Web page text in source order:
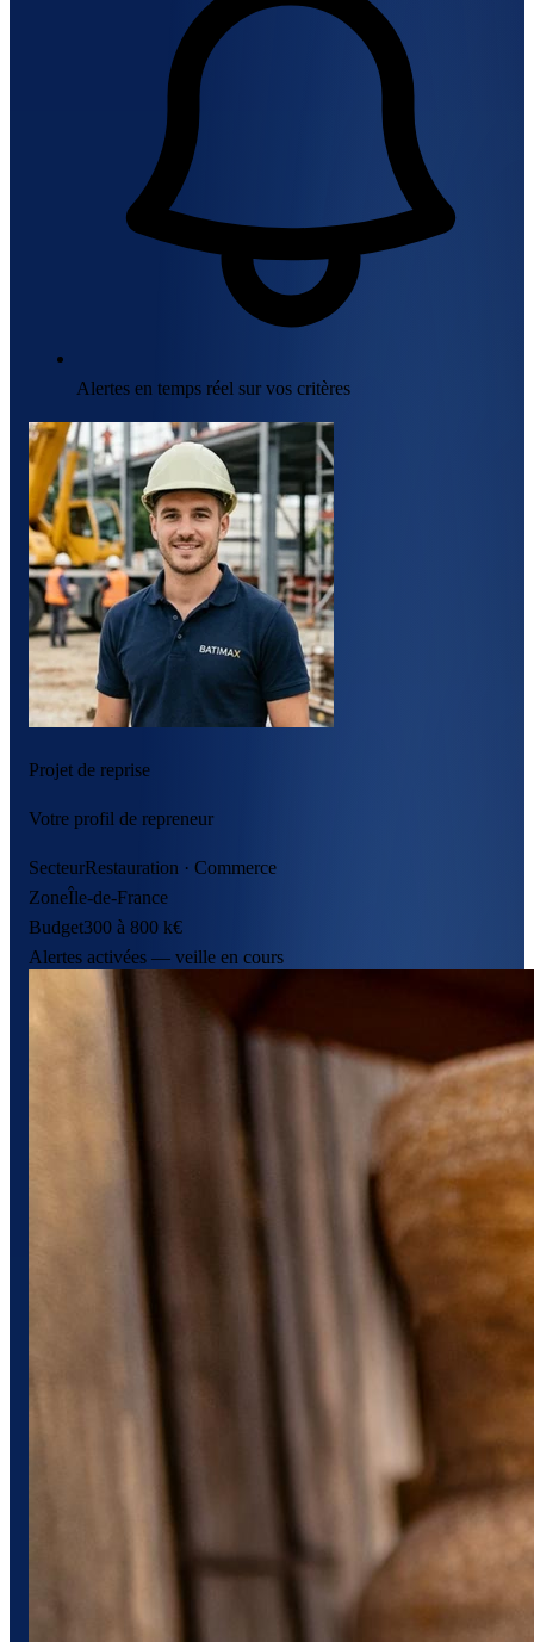
Alertes en temps réel sur vos critères
Projet de reprise
Votre profil de repreneur
SecteurRestauration · Commerce
ZoneÎle-de-France
Budget300 à 800 k€
Alertes activées — veille en cours